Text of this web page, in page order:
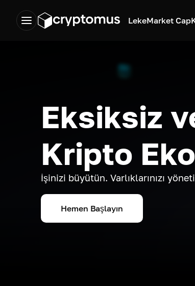
LekeMarket Cap
Eksiksiz
Kripto
İşinizi büyütün. Varlıklarınızı
Hemen Başlayın